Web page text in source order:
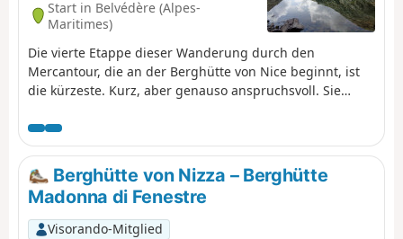
Start in Belvédère (Alpes-
Maritimes)
Die vierte Etappe dieser Wanderung durch den
Mercantour, die an der Berghütte von Nice beginnt, ist
die kürzeste. Kurz, aber genauso anspruchsvoll. Sie
desGR®52. Sie gelangen zum Lac du Basto, dann folgt
der Aufstieg zur Baisse de la Valmasque, bevor es
hinunter ins Vallée des Merveilles geht.
Berghütte von Nizza – Berghütte
Madonna di Fenestre
Visorando-Mitglied